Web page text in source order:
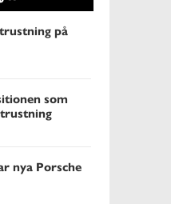
på
som
nya Porsche